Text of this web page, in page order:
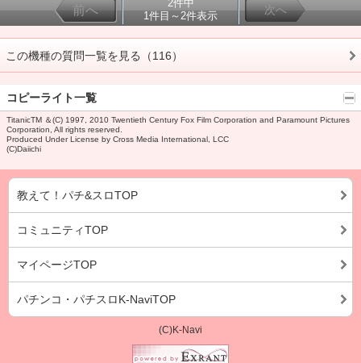
前へ
2件中
1件目～2件表示
次へ
この機種の質問一覧を見る（116）
コピーライト一覧
TitanicTM ＆(C) 1997, 2010 Twentieth Century Fox Film Corporation and Paramount Pictures
Corporation, All rights reserved.
Produced Under License by Cross Media International, LCC
(C)Daiichi
教えて！パチ&スロTOP
コミュニティTOP
マイページTOP
パチンコ・パチスロK-NaviTOP
(C)K-Navi